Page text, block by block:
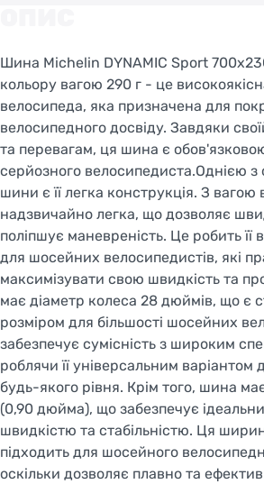
Шина Michelin DYNAMIC Sport
кольору вагою 290 г - це
велосипеда, яка призначена для
велосипедного досвіду. Завдяки
та перевагам, ця шина є
серйозного велосипедиста.Однією з
шини є її легка конструкція. З вагою
надзвичайно легка, що дозволяє
поліпшує маневреність. Це робить її
для шосейних велосипедистів, які
максимізувати свою швидкість та
має діаметр колеса 28 дюймів, що є
розміром для більшості шосейних
забезпечує сумісність з широким
роблячи її універсальним варіантом
будь-якого рівня. Крім того, шина
(0,90 дюйма), що забезпечує
швидкістю та стабільністю. Ця
підходить для шосейного
оскільки дозволяє плавно та
SWITCH TO
STAY ON